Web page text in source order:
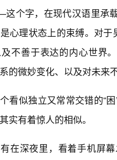
个字，在现代汉语里承
心理状态上的束缚。对
不善于表达的内心世界
的微妙变化、以及对未来
看似独立又常常交错的“
实有着惊人的相似。
在深夜里，看着手机屏